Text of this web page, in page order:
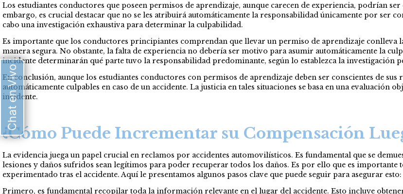
Los estudiantes conductores que poseen permisos de aprendizaje, aunque carecen de experiencia, podrían
embargo, es crucial destacar que no se les atribuirá automáticamente la responsabilidad únicamente por ser
cabo una investigación exhaustiva para determinar la culpabilidad.
Es importante que los conductores principiantes comprendan que llevar un permiso de aprendizaje
manera segura. No obstante, la falta de experiencia no debería ser motivo para asumir automáticamente la
incidente determinarán qué parte tuvo la responsabilidad predominante, según lo establezca la investigación
En conclusión, aunque los estudiantes conductores con permisos de aprendizaje deben ser conscientes de
automáticamente culpables en caso de un accidente. La justicia en tales situaciones se basa en una evaluación
incidente.
¿Cómo Puede Incrementar su Compensación
La evidencia juega un papel crucial en reclamos por accidentes automovilísticos. Es fundamental que se
lesiones y daños sufridos sean legítimos para poder recuperar todos los daños. Es por ello que es
experimentado tras el accidente. Aquí le presentamos algunos pasos clave que puede seguir para asegurar esto:
Primero, es fundamental recopilar toda la información relevante en el lugar del accidente. Esto incluye
Chat en Vivo